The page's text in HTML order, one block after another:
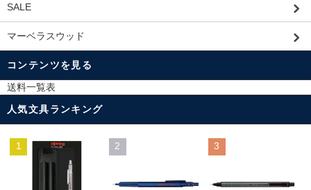
SALE
マーベラスウッド
コンテンツを見る
送料一覧表
人気文具ランキング
1 2 3